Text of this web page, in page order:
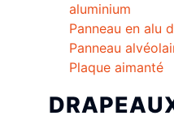
aluminium
Panneau en alu
Panneau
Plaque aimanté